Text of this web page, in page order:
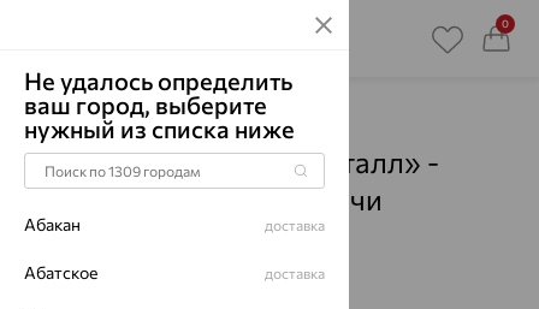
0
Главная Магазины
Ювелирный дом «Кристалл» -
Озерный- Пункты выдачи
Смотреть все города
Не удалось определить
ваш город, выберите
нужный из списка ниже
Абакан доставка
Абатское доставка